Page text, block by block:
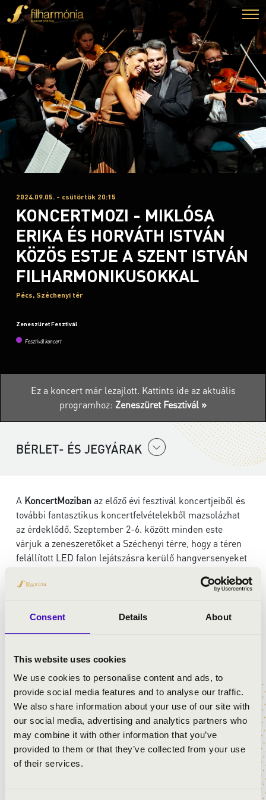
Consent Details About
This website uses cookies
We use cookies to personalise content and ads, to
provide social media features and to analyse our traffic.
We also share information about your use of our site with
our social media, advertising and analytics partners who
may combine it with other information that you’ve
provided to them or that they’ve collected from your use
of their services.
2024.09.05. - csütörtök 20:15
KONCERTMOZI - MIKLÓSA
ERIKA ÉS HORVÁTH ISTVÁN
KÖZÖS ESTJE A SZENT ISTVÁN
FILHARMONIKUSOKKAL
Pécs, Széchenyi tér
Zeneszüret Fesztivál
Fesztivál koncert
Ez a koncert már lezajlott. Kattints ide az aktuális
programhoz: Zeneszüret Fesztivál »
BÉRLET- ÉS JEGYÁRAK
A KoncertMozibanaz előző évi fesztivál koncertjeiből és
további fantasztikus koncertfelvételekből mazsolázhat
az érdeklődő. Szeptember 2-6. között minden este
várjuk a zeneszeretőket a Széchenyi térre, hogy a téren
felállított LED falon lejátszásra kerülő hangversenyeket
ELŐADÓK:
Horváth István- tenor, harmonika
vezényel:
Somogyi-Tóth Dániel
MŰSOR:
Verdi: A végzet hatalma – nyitány
Verdi: Violetta nagyáriája („Sempre libera”)